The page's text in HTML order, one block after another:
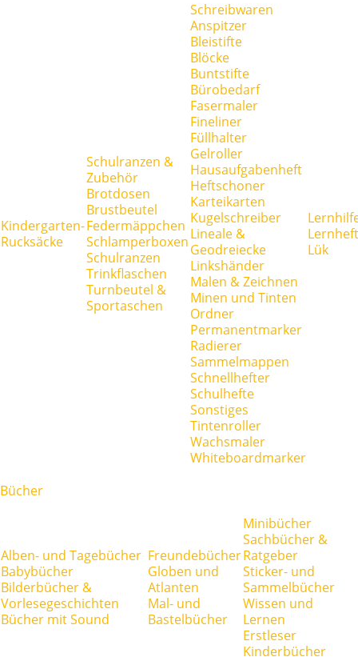
Kindergarten-
Rucksäcke
Schulranzen &
Zubehör
Brotdosen
Brustbeutel
Federmäppchen
Schlamperboxen
Schulranzen
Trinkflaschen
Turnbeutel &
Sportaschen
Schreibwaren
Anspitzer
Bleistifte
Blöcke
Buntstifte
Bürobedarf
Fasermaler
Fineliner
Füllhalter
Gelroller
Hausaufgabenheft
Heftschoner
Karteikarten
Kugelschreiber
Lineale &
Geodreiecke
Linkshänder
Malen & Zeichnen
Minen und Tinten
Ordner
Permanentmarker
Radierer
Sammelmappen
Schnellhefter
Schulhefte
Sonstiges
Tintenroller
Wachsmaler
Whiteboardmarker
Lük
Bücher
Alben- und Tagebücher
Babybücher
Bilderbücher &
Vorlesegeschichten
Bücher mit Sound
Freundebücher
Globen und
Atlanten
Mal- und
Bastelbücher
Minibücher
Sachbücher &
Ratgeber
Sticker- und
Sammelbücher
Wissen und
Lernen
Erstleser
Kinderbücher